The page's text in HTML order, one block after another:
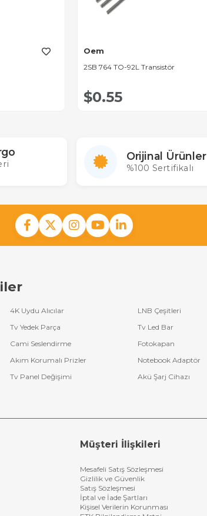
Oem
2SB 764 TO-92L Transistör
$0.55
Orijinal Ürünler
%100 Sertifikalı
4K Uydu Alıcılar LNB Çeşitleri
Tv Yedek Parça Tv Led Bar
Cami Seslendirme Fotokapan
Akım Korumalı Prizler Notebook Adaptör
Tv Panel Değişimi Akü Şarj Cihazı
Müşteri İlişkileri
Mesafeli Satış Sözleşmesi
Gizlilik ve Güvenlik
Satış Sözleşmesi
İptal ve İade Şartları
Kişisel Verilerin Korunması